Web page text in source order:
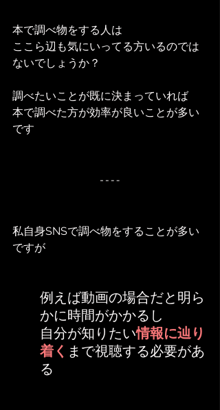
本で調べ物をする人は
ここら辺も気にいってる方いるのでは
ないでしょうか？
調べたいことが既に決まっていれば
本で調べた方が効率が良いことが多い
です
私自身SNSで調べ物をすることが多い
ですが
例えば動画の場合だと明ら
かに時間がかかるし
自分が知りたい情報に辿り
着く まで視聴する必要があ
る